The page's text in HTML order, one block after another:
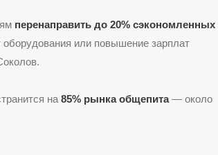
перенаправить до 20% сэкономленных
оборудования или повышение зарплат
на 85% рынка общепита— около